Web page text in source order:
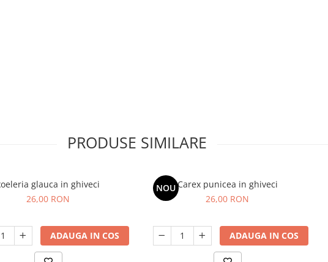
PRODUSE SIMILARE
glauca in ghiveci
26,00 RON
ADAUGA IN COS
NOUCarex punicea in ghiveci
26,00 RON
ADAUGA IN COS